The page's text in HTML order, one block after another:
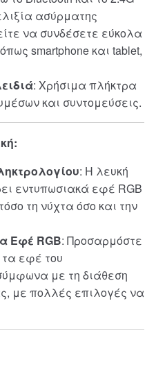
ασύρματης
να συνδέσετε εύκολα
smartphone και tablet,
: Χρήσιμα πλήκτρα
και συντομεύσεις.
: Η λευκή
εντυπωσιακά εφέ RGB
τη νύχτα όσο και την
Εφέ RGB: Προσαρμόστε
τα εφέ του
με τη διάθεση
με πολλές επιλογές να